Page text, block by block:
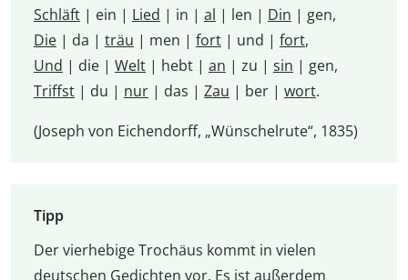
Schläft| ein | Lied | in | al | len | Din | gen,
Die| da | träu | men | fort| und | fort,
Und | die | Welt| hebt | an | zu | sin | gen,
Triffst| du | nur| das | Zau | ber | wort.
(Joseph von Eichendorff, „Wünschelrute“, 1835)
Tipp
Der vierhebige Trochäus kommt in vielen
deutschen Gedichten vor. Es ist außerdem